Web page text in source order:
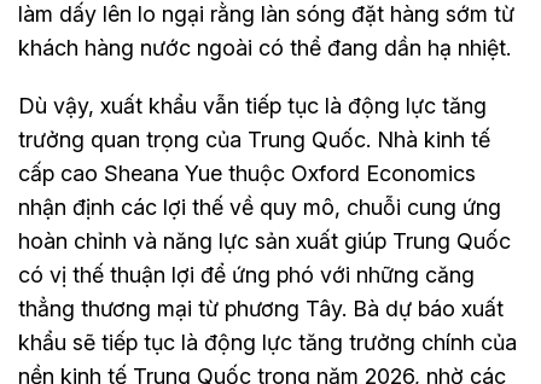
làm dấy lên lo ngại rằng làn sóng đặt hàng sớm từ
khách hàng nước ngoài có thể đang dần hạ nhiệt.
Dù vậy, xuất khẩu vẫn tiếp tục là động lực tăng
trưởng quan trọng của Trung Quốc. Nhà kinh tế
cấp cao Sheana Yue thuộc Oxford Economics
nhận định các lợi thế về quy mô, chuỗi cung ứng
hoàn chỉnh và năng lực sản xuất giúp Trung Quốc
có vị thế thuận lợi để ứng phó với những căng
thẳng thương mại từ phương Tây. Bà dự báo xuất
khẩu sẽ tiếp tục là động lực tăng trưởng chính của
nền kinh tế Trung Quốc trong năm 2026, nhờ các